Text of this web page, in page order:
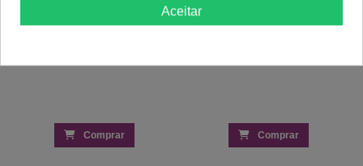
Comprar Comprar
Aceitar